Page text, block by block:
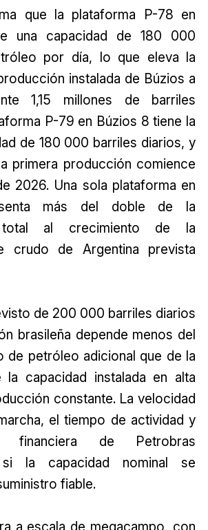
que la plataforma P-78 en
una capacidad de 180 000
por día, lo que eleva la
instalada de Búzios a
1,15 millones de barriles
P-79 en Búzios 8 tiene la
de 180 000 barriles diarios, y
primera producción comience
2026. Una sola plataforma en
más del doble de la
total al crecimiento de la
crudo de Argentina prevista
de 200 000 barriles diarios
brasileña depende menos del
de petróleo adicional que de la
la capacidad instalada en alta
constante. La velocidad
el tiempo de actividad y
financiera de Petrobras
si la capacidad nominal se
fiable.